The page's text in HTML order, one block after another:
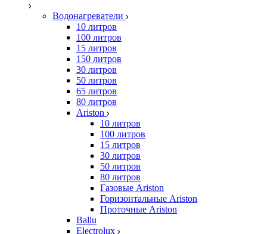
Водонагреватели
10 литров
100 литров
15 литров
150 литров
30 литров
50 литров
65 литров
80 литров
Ariston
10 литров
100 литров
15 литров
30 литров
50 литров
80 литров
Газовые Ariston
Горизонтальные Ariston
Проточные Ariston
Ballu
Electrolux